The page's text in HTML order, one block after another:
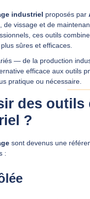
industriel proposés par
de vissage et de
ces outils
sûres et efficaces.
— de la production
efficace aux outils
pratique ou nécessaire.
des outils
?
sont devenus une
: